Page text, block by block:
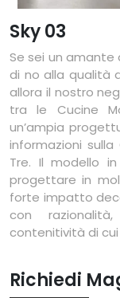
Sky 03
Se sei un amante
di no alla qualità
allora il nostro
tra le Cucine
un’ampia
informazioni
Tre. Il modello
progettare in
forte impatto
con
contenitività di
Richiedi